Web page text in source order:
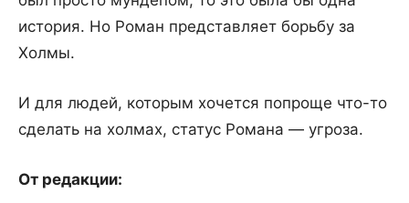
история. Но Роман представляет борьбу за
Холмы.
И для людей, которым хочется попроще что-то
сделать на холмах, статус Романа — угроза.
От редакции: